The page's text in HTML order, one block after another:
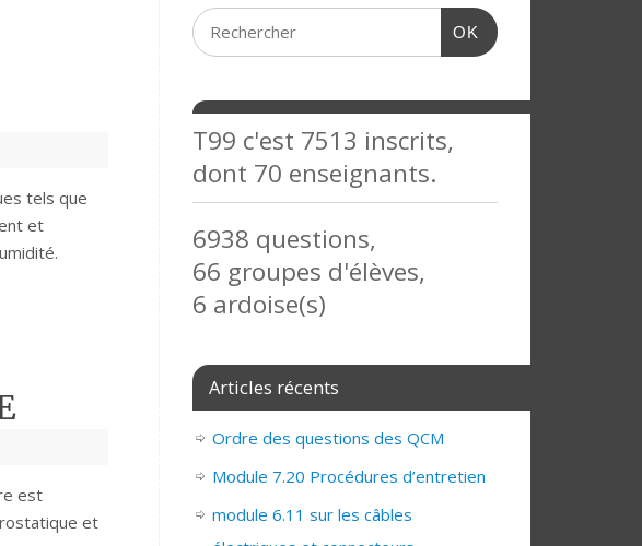
tels que
et
est
et
OK
T99 c'est 7513 inscrits,
dont 70 enseignants.
6938 questions,
66 groupes d'élèves,
6 ardoise(s)
Articles récents
Ordre des questions des QCM
Module 7.20 Procédures d’entretien
module 6.11 sur les câbles